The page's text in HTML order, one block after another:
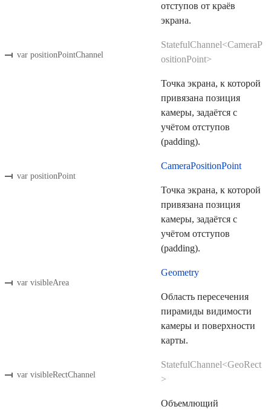
отступов от краёв
экрана.
var positionPointChannel
StatefulChannel<CameraP
ositionPoint>
Точка экрана, к которой
привязана позиция
камеры, задаётся с
учётом отступов
(padding).
var positionPoint
CameraPositionPoint
Точка экрана, к которой
привязана позиция
камеры, задаётся с
учётом отступов
(padding).
var visibleArea
Geometry
Область пересечения
пирамиды видимости
камеры и поверхности
карты.
var visibleRectChannel
StatefulChannel<GeoRect
>
Объемлющий